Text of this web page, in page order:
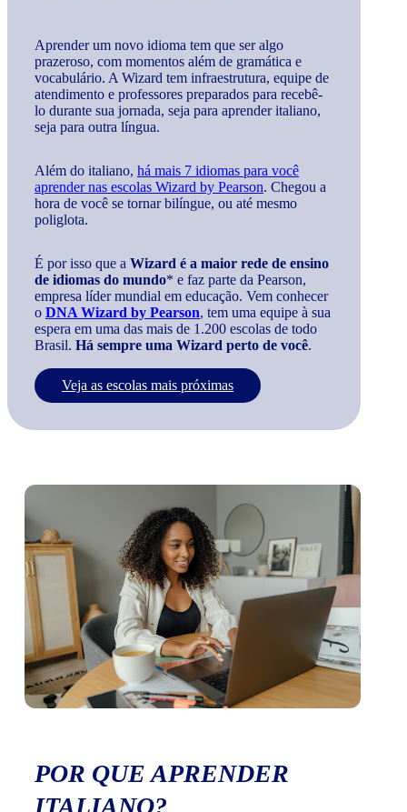
Aprender um novo idioma tem que ser algo
prazeroso, com momentos além de gramática e
vocabulário. A Wizard tem infraestrutura, equipe de
atendimento e professores preparados para recebê-
lo durante sua jornada, seja para aprender italiano,
seja para outra língua.
Além do italiano, há mais 7 idiomas para você
aprender nas escolas Wizard by Pearson. Chegou a
hora de você se tornar bilíngue, ou até mesmo
poliglota.
É por isso que a Wizard é a maior rede de ensino
de idiomas do mundo* e faz parte da Pearson,
empresa líder mundial em educação. Vem conhecer
o DNA Wizard by Pearson, tem uma equipe à sua
espera em uma das mais de 1.200 escolas de todo
Brasil. Há sempre uma Wizard perto de você.
Veja as escolas mais próximas
POR QUE APRENDER
ITALIANO?